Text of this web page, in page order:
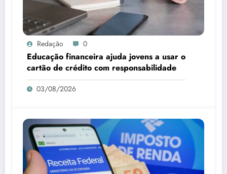
Redação 0
Educação financeira ajuda jovens a usar o
cartão de crédito com responsabilidade
03/08/2026